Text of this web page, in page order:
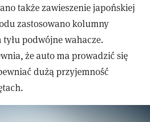
także zawieszenie japońskiej
zastosowano kolumny
tyłu podwójne wahacze.
że auto ma prowadzić się
dużą przyjemność